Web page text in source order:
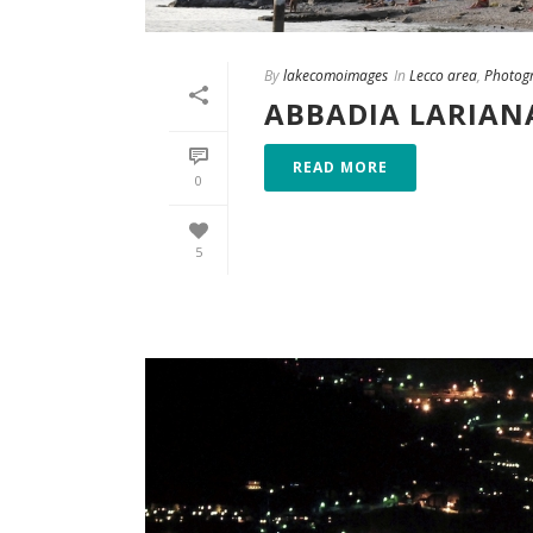
0
5
Bylakecomoimages In Lecco area,
ABBADIA
READ MORE